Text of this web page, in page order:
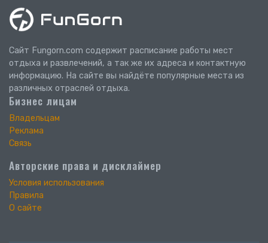
Сайт Fungorn.com содержит расписание работы мест
отдыха и развлечений, а так же их адреса и контактную
информацию. На сайте вы найдёте популярные места из
различных отраслей отдыха.
Бизнес лицам
Владельцам
Реклама
Связь
Авторские права и дисклаймер
Условия использования
Правила
О сайте